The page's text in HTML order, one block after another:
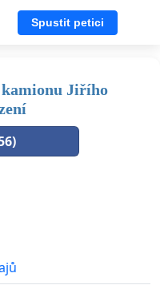
Spustit petici
kamionu Jiřího